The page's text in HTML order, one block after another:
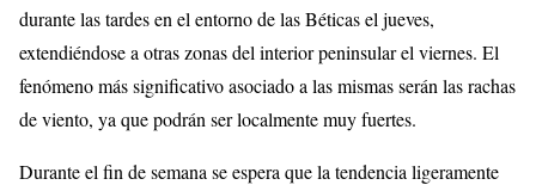
durante las tardes en el entorno de las Béticas el jueves,
extendiéndose a otras zonas del interior peninsular el viernes. El
fenómeno más significativo asociado a las mismas serán las rachas
de viento, ya que podrán ser localmente muy fuertes.
Durante el fin de semana se espera que la tendencia ligeramente